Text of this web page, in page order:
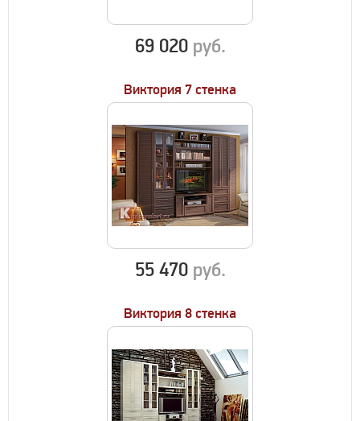
69 020 руб.
Виктория 7 стенка
55 470 руб.
Виктория 8 стенка